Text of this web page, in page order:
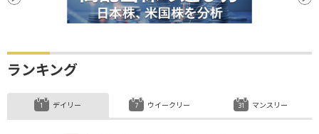
ランキング
デイリー ウイークリー マンスリー